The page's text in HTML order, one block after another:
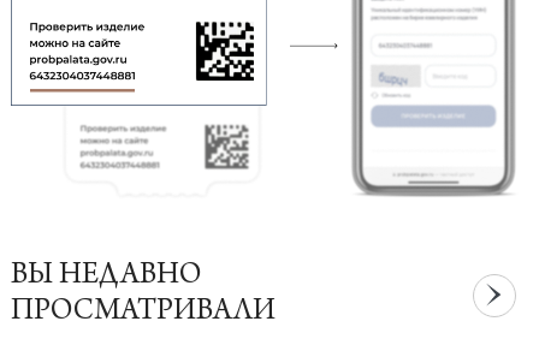
ВЫ НЕДАВНО
ПРОСМАТРИВАЛИ